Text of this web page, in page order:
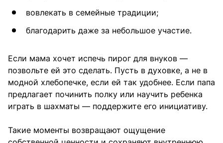
вовлекать в семейные традиции;
благодарить даже за небольшое участие.
Если мама хочет испечь пирог для внуков —
позвольте ей это сделать. Пусть в духовке, а не в
модной хлебопечке, если ей так удобнее. Если папа
предлагает починить полку или научить ребенка
играть в шахматы — поддержите его инициативу.
Такие моменты возвращают ощущение